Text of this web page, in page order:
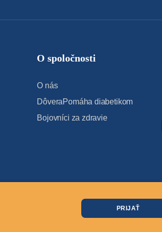
O spoločnosti
O nás
DôveraPomáha diabetikom
Bojovníci za zdravie
PRIJAŤ